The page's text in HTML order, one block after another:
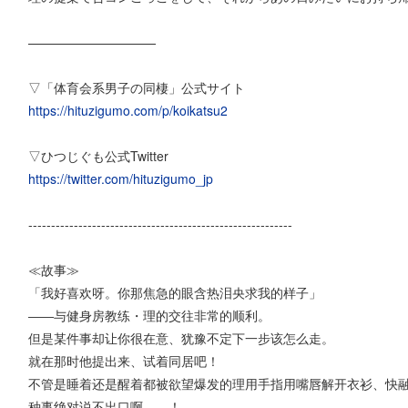
——————————
▽「体育会系男子の同棲」公式サイト
https://hituzigumo.com/p/koikatsu2
▽ひつじぐも公式Twitter
https://twitter.com/hituzigumo_jp
----------------------------------------------------------
≪故事≫
「我好喜欢呀。你那焦急的眼含热泪央求我的样子」
――与健身房教练・理的交往非常的顺利。
但是某件事却让你很在意、犹豫不定下一步该怎么走。
就在那时他提出来、试着同居吧！
不管是睡着还是醒着都被欲望爆发的理用手指用嘴唇解开衣衫、